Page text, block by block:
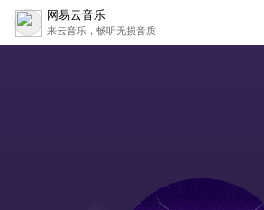
网易云音乐
来云音乐，畅听无损音质